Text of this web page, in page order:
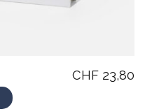
CHF 23,80